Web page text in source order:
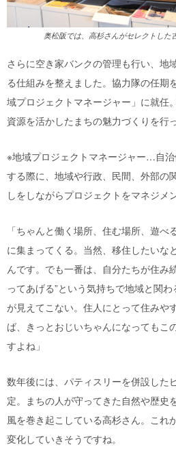
奥松阪では、高杉さんがセレクトした
さらに空き家バンクの管理も行い、地
る仕組みを整えました。協力隊の任期
域プロジェクトマネージャー」に就任
資源を活かしたまちの魅力づくりを行
※地域プロジェクトマネージャー…自
する際に、地域や行政、民間、外部の
しをしながらプロジェクトをマネジメ
「ちゃんと働く場所、住む場所、遊
に集まってくる。当然、移住したいな
んです。でも一番は、自分たちが住み
ってあげる”という気持ちで地域と関
が見えてこない。住人にとって住みや
ば、きっとおじいちゃんになってもこ
すよね」
数年後には、パティスリーを併設した
定。まちの人が守ってきた自然や歴史
風を巻き起こしている高杉さん。これ
変化していきそうですね。